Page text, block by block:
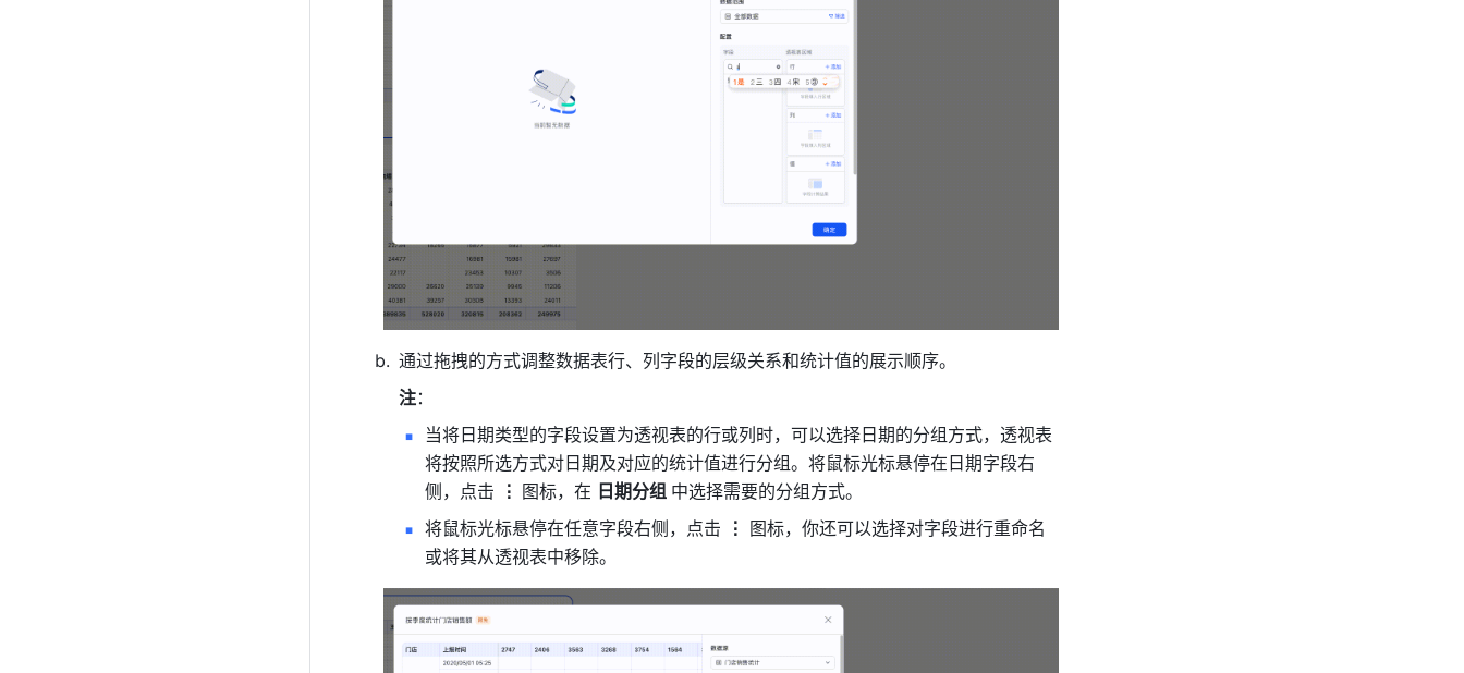
通过拖拽的方式调整数据表行、列字段的层级关系和统计值的展示顺序。
注：
当将日期类型的字段设置为透视表的行或列时，可以选择日期的分组方式，透视表
将按照所选方式对日期及对应的统计值进行分组。将鼠标光标悬停在日期字段右
侧，点击
⋮ 图标，在 日期分组 中选择需要的分组方式。
将鼠标光标悬停在任意字段右侧，点击
⋮ 图标，你还可以选择对字段进行重命名
或将其从透视表中移除。